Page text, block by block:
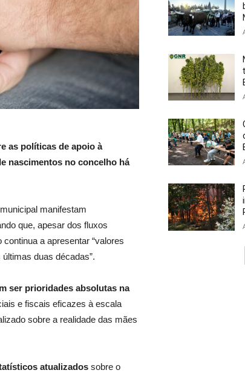
as políticas de apoio à
nascimentos no concelho há
manifestam
que, apesar dos fluxos
a apresentar “valores
duas décadas”.
ser prioridades absolutas na
e fiscais eficazes à escala
sobre a realidade das mães
atualizados sobre o